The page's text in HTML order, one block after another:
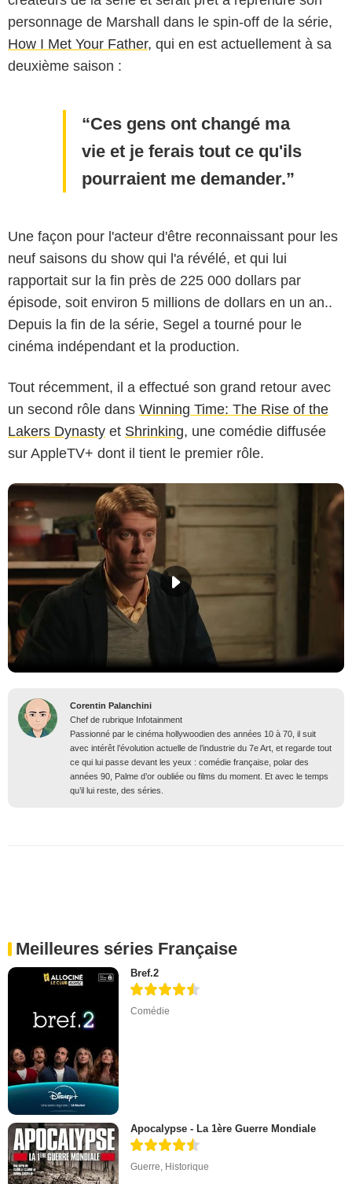
personnage de Marshall dans le spin-off de la série,
How I Met Your Father, qui en est actuellement à sa
deuxième saison :
Ces gens ont changé ma
vie et je ferais tout ce qu'ils
pourraient me demander.
Une façon pour l'acteur d'être reconnaissant pour les
neuf saisons du show qui l'a révélé, et qui lui
rapportait sur la fin près de 225 000 dollars par
épisode, soit environ 5 millions de dollars en un an..
Depuis la fin de la série, Segel a tourné pour le
cinéma indépendant et la production.
Tout récemment, il a effectué son grand retour avec
un second rôle dans Winning Time: The Rise of the
Lakers Dynasty et Shrinking, une comédie diffusée
sur AppleTV+ dont il tient le premier rôle.
Corentin Palanchini
Chef de rubrique Infotainment
Passionné par le cinéma hollywoodien des années 10 à 70, il suit
avec intérêt l’évolution actuelle de l’industrie du 7e Art, et regarde tout
ce qui lui passe devant les yeux : comédie française, polar des
années 90, Palme d’or oubliée ou films du moment. Et avec le temps
qu’il lui reste, des séries.
Meilleures séries Française
Bref.2
Comédie
Apocalypse - La 1ère Guerre Mondiale
Guerre, Historique